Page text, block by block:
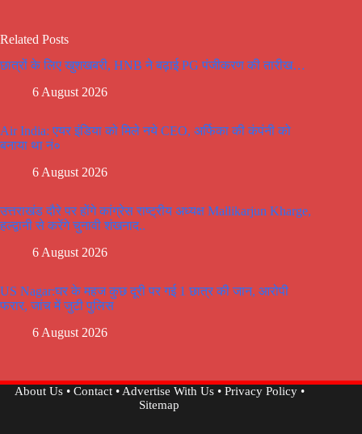
Related Posts
छात्रों के लिए खुशखबरी, HNB ने बढ़ाई PG पंजीकरण की तारीख…
6 August 2026
Air India: एयर इंडिया को मिले नये CEO, अर्फिका की कंपंनी को
बनाया था नं०
6 August 2026
उत्तराखंड दौरे पर होंगे कांग्रेस राष्ट्रीय अध्यक्ष Mallikarjun Kharge,
हल्द्वानी से करेंगे चुनावी शंखनाद..
6 August 2026
US Nagar:घर के महज कुछ दूरी पर गई 1 छात्र की जान, आरोपी
फरार, जांच में जुटी पुलिस
6 August 2026
About Us• Contact• Advertise With Us• Privacy Policy•
Sitemap